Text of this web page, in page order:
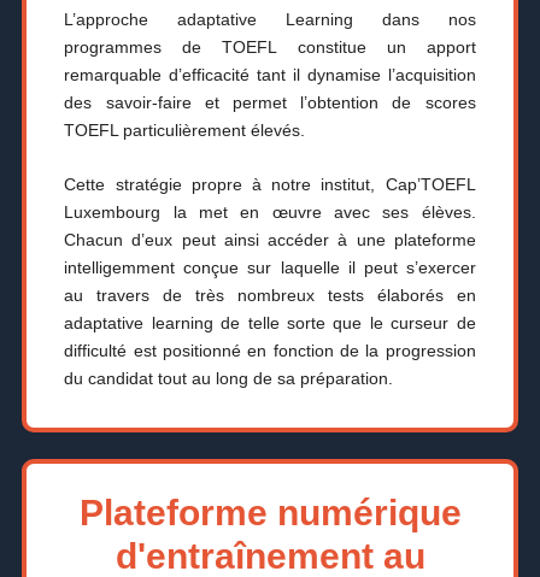
L’approche adaptative Learning dans nos
programmes de TOEFL constitue un apport
remarquable d’efficacité tant il dynamise l’acquisition
des savoir-faire et permet l’obtention de scores
TOEFL particulièrement élevés.
Cette stratégie propre à notre institut, Cap’TOEFL
Luxembourg la met en œuvre avec ses élèves.
Chacun d’eux peut ainsi accéder à une plateforme
intelligemment conçue sur laquelle il peut s’exercer
au travers de très nombreux tests élaborés en
adaptative learning de telle sorte que le curseur de
difficulté est positionné en fonction de la progression
du candidat tout au long de sa préparation.
Plateforme numérique
d'entraînement au